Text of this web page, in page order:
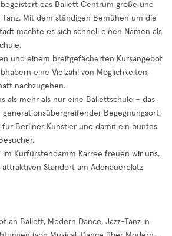
das Ballett Centrum große und
Mit dem ständigen Bemühen um die
machte es sich schnell einen Namen als
und einem breitgefächerten Kursangebot
eine Vielzahl von Möglichkeiten,
nachzugehen.
als mehr als nur eine Ballettschule – das
Begegnungsort.
Berliner Künstler und damit ein buntes
im Kurfürstendamm Karree freuen wir uns,
Standort am Adenauerplatz
an Ballett, Modern Dance, Jazz-Tanz in